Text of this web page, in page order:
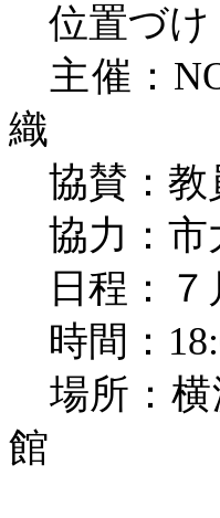
位置づけ
主催：
織
協賛：教
協力：市
日程：７
時間：
場所：
館